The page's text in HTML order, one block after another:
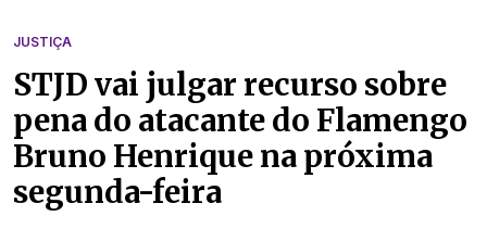
JUSTIÇA
STJD vai julgar recurso sobre
pena do atacante do Flamengo
Bruno Henrique na próxima
segunda-feira